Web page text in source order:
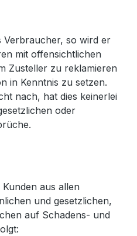
Verbraucher, so wird er
mit offensichtlichen
Zusteller zu reklamieren
in Kenntnis zu setzen.
nach, hat dies keinerlei
oder
aus allen
und gesetzlichen,
auf Schadens- und